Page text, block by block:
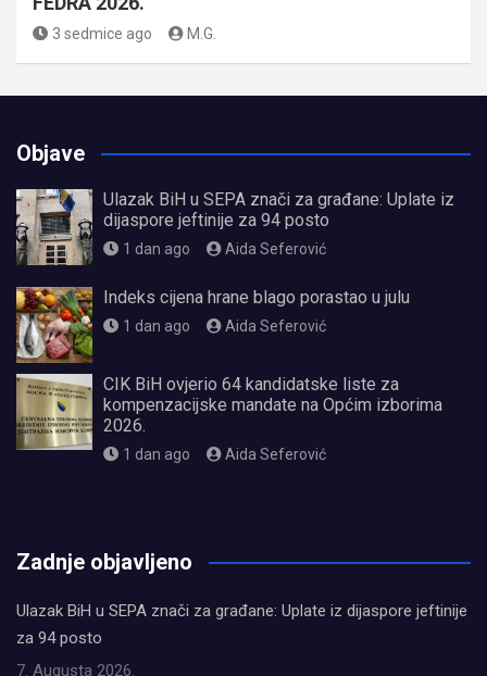
3 sedmice ago M.G.
Objave
Ulazak BiH u SEPA znači za građane: Uplate iz
dijaspore jeftinije za 94 posto
1 dan ago Aida Seferović
Indeks cijena hrane blago porastao u julu
1 dan ago Aida Seferović
CIK BiH ovjerio 64 kandidatske liste za
kompenzacijske mandate na Općim izborima
2026.
1 dan ago Aida Seferović
Zadnje objavljeno
Ulazak BiH u SEPA znači za građane: Uplate iz dijaspore jeftinije
za 94 posto
7. Augusta 2026.